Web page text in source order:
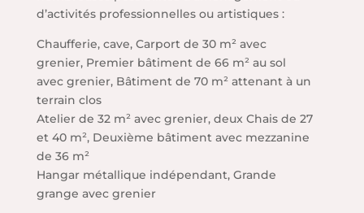
d’activités professionnelles ou artistiques :
Chaufferie, cave, Carport de 30 m² avec
grenier, Premier bâtiment de 66 m² au sol
avec grenier, Bâtiment de 70 m² attenant à un
terrain clos
Atelier de 32 m² avec grenier, deux Chais de 27
et 40 m², Deuxième bâtiment avec mezzanine
de 36 m²
Hangar métallique indépendant, Grande
grange avec grenier